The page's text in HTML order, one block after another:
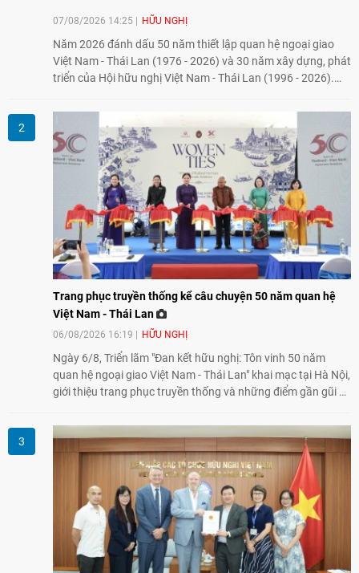
07/08/2026 14:25 HỮU NGHỊ
Năm 2026 đánh dấu 50 năm thiết lập quan hệ ngoại giao
Việt Nam - Thái Lan (1976 - 2026) và 30 năm xây dựng, phát
triển của Hội hữu nghị Việt Nam - Thái Lan (1996 - 2026).
tình hữu nghị, đồng thời từng bước mở rộng hoạt động từ
giao lưu truyền thống sang kết nối địa phương, doanh
nghiệp, giáo dục, văn hóa và thế hệ trẻ, góp phần tăng
cường sự hiểu biết và hợp tác giữa nhân dân hai nước.
Trang phục truyền thống kể câu chuyện 50 năm quan hệ
Việt Nam - Thái Lan
06/08/2026 16:19 HỮU NGHỊ
Ngày 6/8, Triển lãm "Đan kết hữu nghị: Tôn vinh 50 năm
quan hệ ngoại giao Việt Nam - Thái Lan" khai mạc tại Hà Nội,
giới thiệu trang phục truyền thống và những điểm gần gũi về
giao lưu nhân dân trong chặng đường nửa thế kỷ quan hệ
song phương.